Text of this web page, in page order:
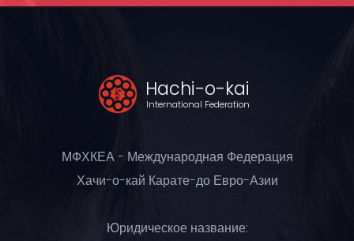
Hachi-o-kai
International Federation
МФХКЕА - Международная Федерация
Хачи-о-кай Карате-до Евро-Азии
Юридическое название: